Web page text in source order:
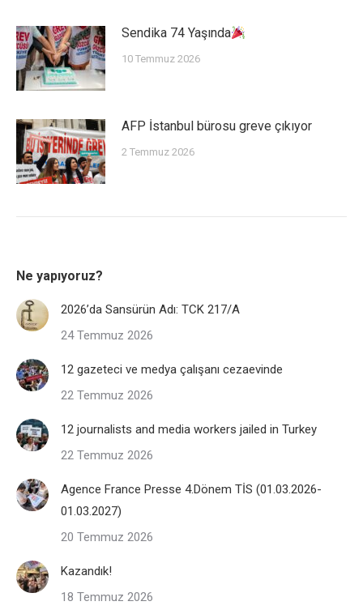
Sendika 74 Yaşında
10 Temmuz 2026
AFP İstanbul bürosu greve çıkıyor
2 Temmuz 2026
Ne yapıyoruz?
2026’da Sansürün Adı: TCK 217/A
24 Temmuz 2026
12 gazeteci ve medya çalışanı cezaevinde
22 Temmuz 2026
12 journalists and media workers jailed in Turkey
22 Temmuz 2026
Agence France Presse 4.Dönem TİS (01.03.2026-
01.03.2027)
20 Temmuz 2026
Kazandık!
18 Temmuz 2026